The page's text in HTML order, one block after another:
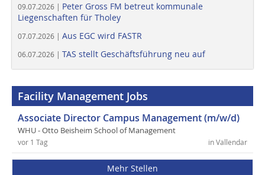
09.07.2026 | Peter Gross FM betreut kommunale
Liegenschaften für Tholey
07.07.2026 | Aus EGC wird FASTR
06.07.2026 | TAS stellt Geschäftsführung neu auf
Facility Management Jobs
Associate Director Campus Management (m/w/d)
WHU - Otto Beisheim School of Management
in Vallendar
vor 1 Tag
Mehr Stellen